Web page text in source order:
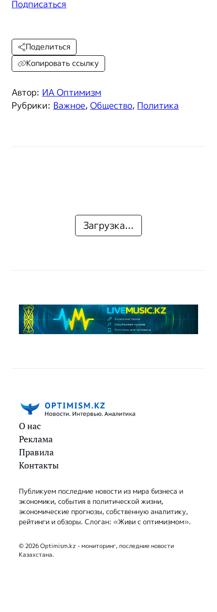
Подписаться
Автор: ИА Оптимизм
Рубрики: Важное, Общество, Политика
Поделиться
Копировать ссылку
Загрузка...
О нас
Реклама
Правила
Контакты
Публикуем последние новости из мира бизнеса и
экономики, события в политической жизни,
экономические прогнозы, собственную аналитику,
рейтинги и обзоры. Слоган: «Живи с оптимизмом».
© 2026 Optimism.kz - мониторинг, последние новости
Казахстана.